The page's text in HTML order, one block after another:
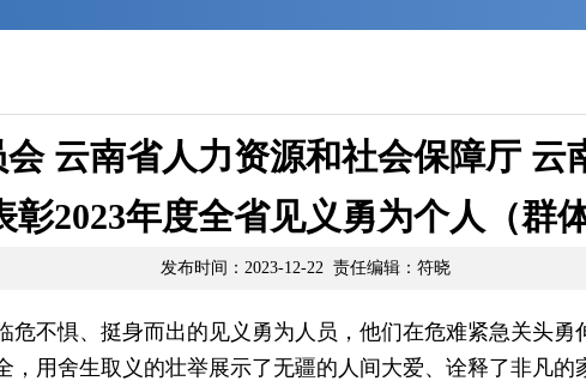
云南省人力资源和社会保障厅 云
2023年度全省见义勇为个人（群
发布时间：2023-12-22 责任编辑：符晓
危不惧、挺身而出的见义勇为人员，他们在危难紧急关头
，用舍生取义的壮举展示了无疆的人间大爱、诠释了非凡